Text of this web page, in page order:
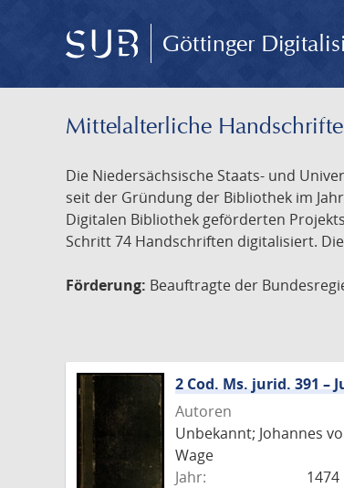
Göttinger
Mittelalterliche
Die Niedersächsische Staats- und
seit der Gründung der Bibliothek im
Digitalen Bibliothek geförderten
Schritt 74 Handschriften digitalisiert.
Förderung: Beauftragte der
2 Cod. Ms. jurid. 391
Autoren
Unbekannt; Johannes
Wage
Jahr:
1474